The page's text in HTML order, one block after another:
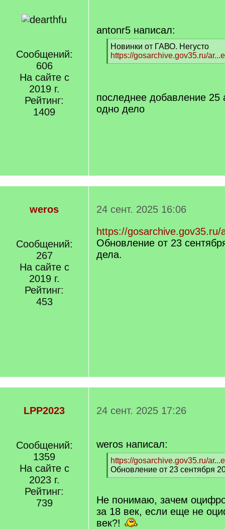
Сообщений:
606
На сайте с
2019 г.
Рейтинг:
1409
antonr5 написал:
[
q
]
Новинки от ГАВО. Негусто
https://gosarchive.gov35.ru/
[
последнее добавление 25
одно дело
weros
Сообщений:
267
На сайте с
2019 г.
Рейтинг:
453
24 сент. 2025 16:06
https://gosarchive.gov35.ru/
Обновление от 23
дела.
LPP2023
Сообщений:
1359
На сайте с
2023 г.
Рейтинг:
739
24 сент. 2025 17:26
weros написал:
[
q
]
https://gosarchive.gov35.ru/
Обновление от 23 сентября
[
q
Не понимаю, зачем
за 18 век, если еще не
век?!